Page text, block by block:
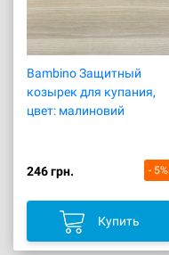
Bambino Защитный
козырек для купания,
цвет: малиновий
246 грн. - 5%
Купить